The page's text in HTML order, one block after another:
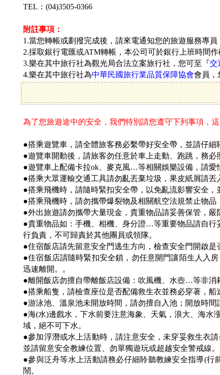
TEL：(04)3505-0366
附註事項：
1.當您轉帳或劃撥完成後，請來電通知您的旅遊服務專
2.採取銀行電匯或ATM轉帳，本公司可於銀行上班時間
3.樂在其中旅行社為觀光局合法立案旅行社，您可至『交
4.樂在其中旅行社為中華民國旅行業品質保障協會會員，
為了您旅遊途中的安全，我們特別請您遵守下列事項，
●搭乘遊覽車，請全體旅客務必繫帶好安全帶，並請仔
●遊覽車開動後，請旅客勿任意於車上走動、跑跳，務必
●遊覽車上配備卡拉ok、麥克風…等相關娛樂設備，請愛
●搭乘大眾運輸交通工具請勿亂丟棄垃圾，果皮紙屑請
●搭乘飛機時，請隨時緊扣安全帶，以免亂流影響安全
●搭乘飛機時，請勿攜帶爆裂物及相關航空法規禁止物
●外出旅遊請勿攜帶大量現金，貴重物品請妥善保管，嚴
●貴重物品如：手機、相機、身分證…等重要物品請自
行負責，不可歸責於其他團員或領隊。
●住宿飯店請先留意安全門逃生方向，檢查安全門開啟
●住宿飯店請隨時緊扣安全鎖，勿任意開門讓陌生人入
迅速離開。。
●離開飯店勿擅自帶離飯店設備：吹風機、水壺…等非消
●搭乘船隻，請檢查座位是否配備救生衣並務必穿著，
●游泳池、溫泉池未開放時間，請勿擅自入池；開放時
●海(水)邊戲水，下水前要注意海象、天氣，浪大、海水
域，絕不可下水。
●參加浮潛或水上活動時，請注意安全，未穿妥救生衣
並請留意安全教練位置、勿單獨遊玩或超越安全警戒線。
●參與泛舟等水上活動請務必仔細聆聽教練安全指導(
鬧。